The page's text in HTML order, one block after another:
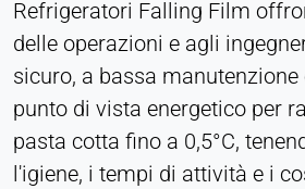
Refrigeratori Falling Film
delle operazioni e agli
sicuro, a bassa manutenzione
punto di vista energetico per
pasta cotta fino a 0,5°C,
l'igiene, i tempi di attività e i
Heat Transfer Technology
Memorizza le impostazioni sulla
Cookie duration:
1 anno